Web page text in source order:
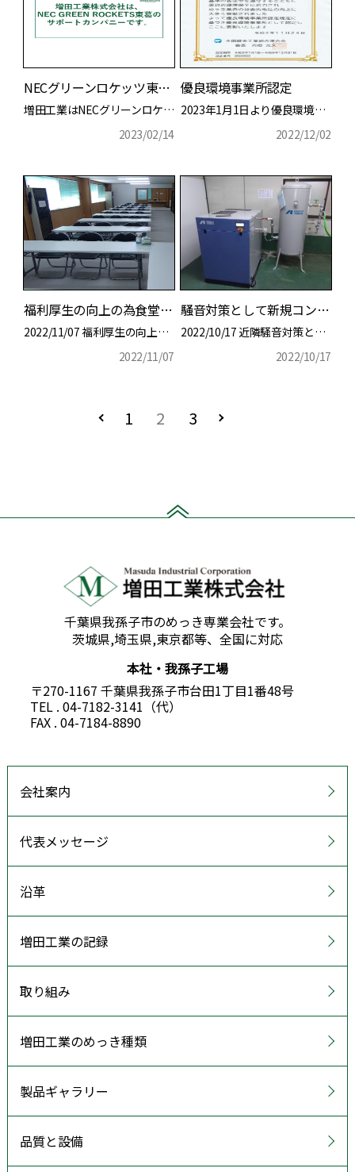
詳細を見る
NECグリーンロケッツ東葛のサポートカンパニーになりました。
増田工業はNECグリーンロケッツ東葛のサポートカンパニーにな
2023/02/14
詳細を見る
優良環境事業所認定
2023年1月1日より優良環境事業所認定を受けました。
2022/12/02
詳細を見る
福利厚生の向上の為食堂をリニューアル
2022/11/07 福利厚生の向上の為食堂をリニュー
2022/11/07
詳細を見る
騒音対策として新規コンプレッサー導入
2022/10/17 近隣騒音対策として新規コンプレッ
2022/10/17
1 2 3
千葉県我孫子市のめっき専業会社です。
茨城県,埼玉県,東京都等、全国に対応
本社・我孫子工場
〒270-1167 千葉県我孫子市台田1丁目1番48号
TEL . 04-7182-3141（代）
FAX . 04-7184-8890
会社案内
代表メッセージ
沿革
増田工業の記録
取り組み
増田工業のめっき種類
製品ギャラリー
品質と設備